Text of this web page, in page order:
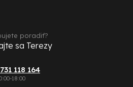
118 164
poradiť?
sa Terezy